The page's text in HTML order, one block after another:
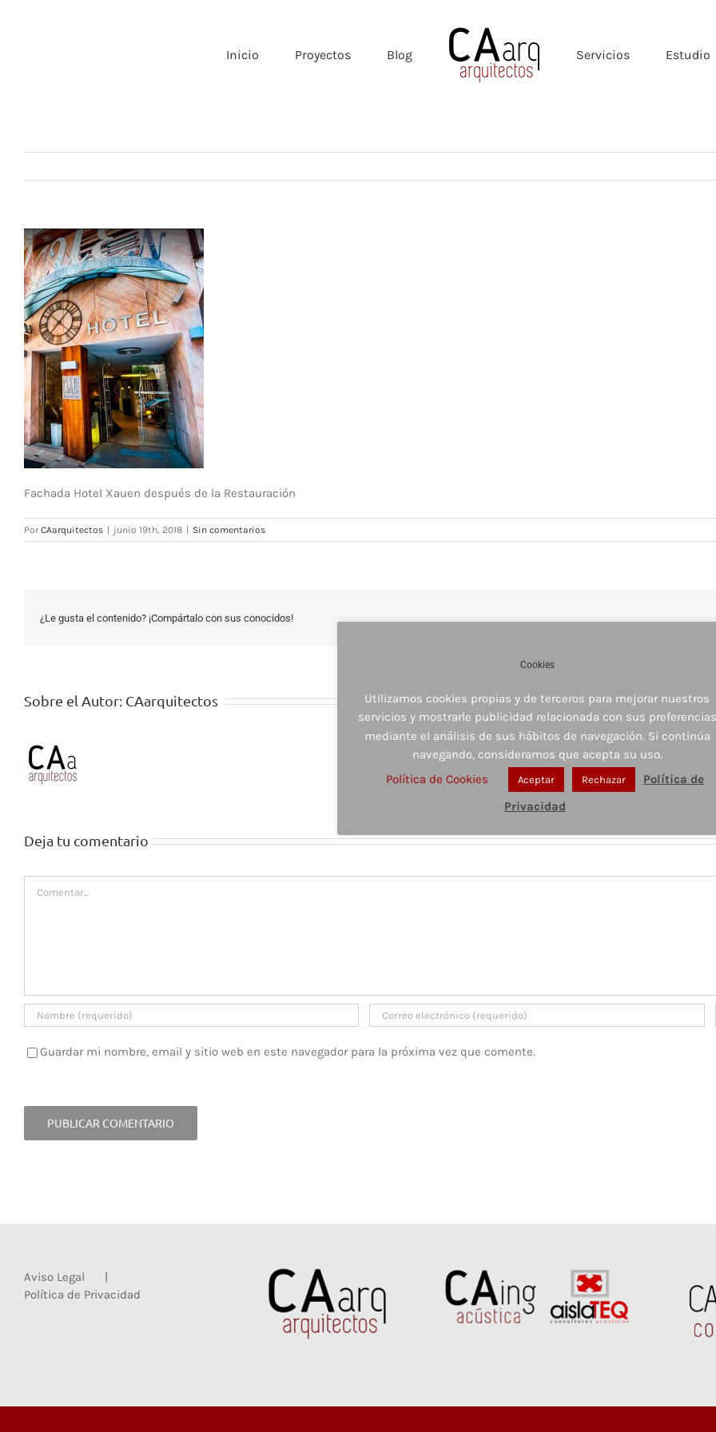
Inicio Proyectos Blog Servicios Estudio
Fachada Hotel Xauen después de la Restauración
PorCAarquitectos junio 19th, 2018 Sin comentarios
¿Le gusta el contenido? ¡Compártalo con sus conocidos!
Sobre el Autor: CAarquitectos
Deja tu comentario
Guardar mi nombre, email y sitio web en este navegador para la próxima vez que comente.
Aviso Legal
Política de Privacidad
Cookies
Utilizamos cookies propias y de terceros para mejorar nuestros
servicios y mostrarle publicidad relacionada con sus preferencias
mediante el análisis de sus hábitos de navegación. Si continúa
navegando, consideramos que acepta su uso.
Política de Cookies
Aceptar Rechazar
Política de
Privacidad